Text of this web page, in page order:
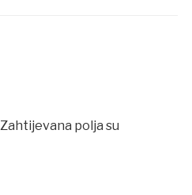
Zahtijevana polja su